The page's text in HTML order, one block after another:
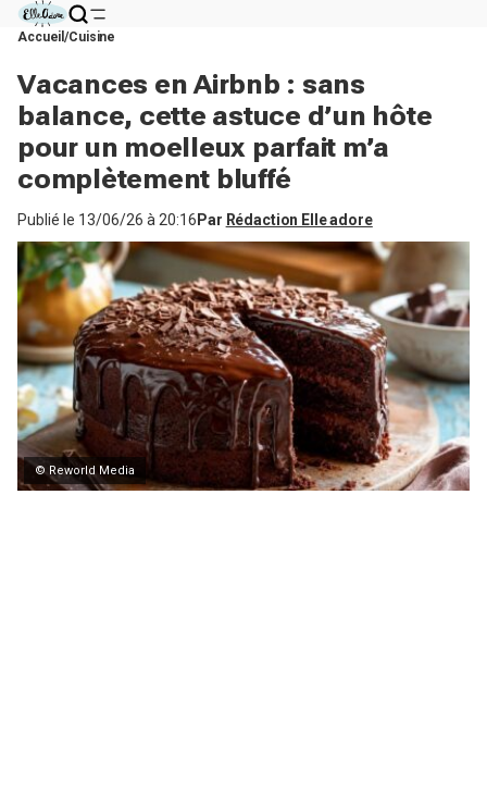
Accueil Cuisine
Vacances en Airbnb : sans
balance, cette astuce d’un hôte
pour un moelleux parfait m’a
complètement bluffé
Publié le 13/06/26 à 20:16 Par Rédaction Elle adore
© Reworld Media